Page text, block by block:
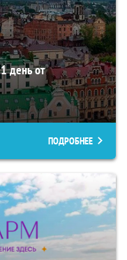
день от
ПОДРОБНЕЕ